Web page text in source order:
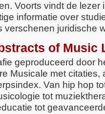
Voorts vindt de
informatie over
verschenen juridische
of Music
geproduceerd door
Musicale met citaties,
Van hip hop
tot
tot